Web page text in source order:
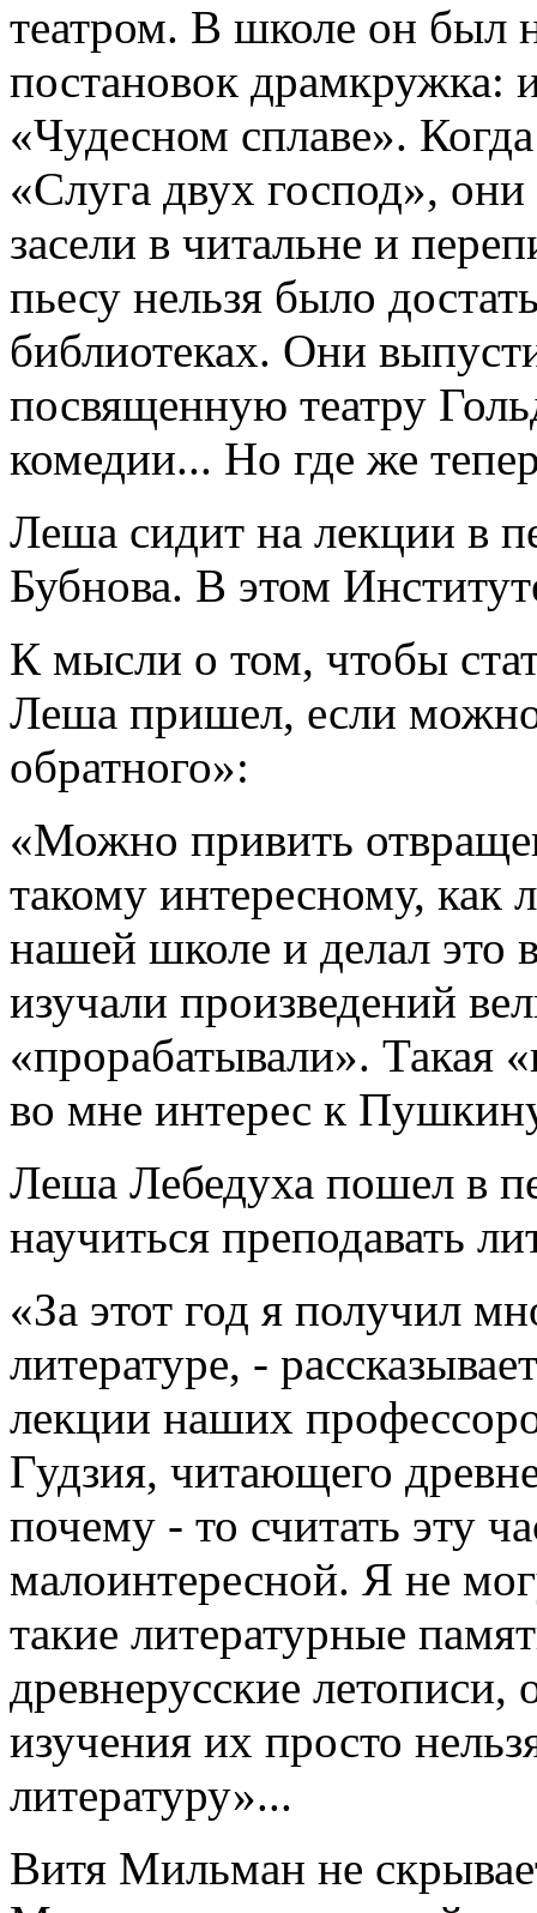
театром. В школе он был
постановок драмкружка:
«Чудесном сплаве».
«Слуга двух господ»,
засели в читальне и
пьесу нельзя было
библиотеках. Они
посвященную театру
комедии... Но где же
Леша сидит на лекции в
Бубнова. В этом
К мысли о том, чтобы
Леша пришел, если можно
обратного»:
«Можно привить
такому интересному, как
нашей школе и делал
изучали произведений
«прорабатывали». Такая
во мне интерес к
Леша Лебедуха пошел в
научиться преподавать
«За этот год я получил
литературе, -
лекции наших
Гудзия, читающего
почему - то считать эту
малоинтересной. Я не
такие литературные
древнерусские летописи,
изучения их просто
литературу»...
Витя Мильман не